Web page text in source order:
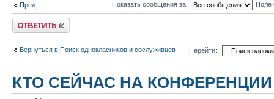
Пред. Показать сообщения за: Поле
Ответить
Вернуться в Поиск однокласников и сослуживцев Перейти:
КТО СЕЙЧАС НА КОНФЕРЕНЦИИ